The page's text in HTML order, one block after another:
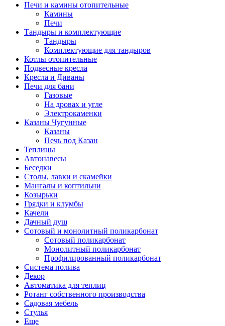
Печи и камины отопительные
Камины
Печи
Тандыры и комплектующие
Тандыры
Комплектующие для тандыров
Котлы отопительные
Подвесные кресла
Кресла и Диваны
Печи для бани
Газовые
На дровах и угле
Электрокаменки
Казаны Чугунные
Казаны
Печь под Казан
Теплицы
Автонавесы
Беседки
Столы, лавки и скамейки
Мангалы и коптильни
Козырьки
Грядки и клумбы
Качели
Дачный душ
Сотовый и монолитный поликарбонат
Сотовый поликарбонат
Монолитный поликарбонат
Профилированный поликарбонат
Система полива
Декор
Автоматика для теплиц
Ротанг собственного производства
Садовая мебель
Стулья
Еще